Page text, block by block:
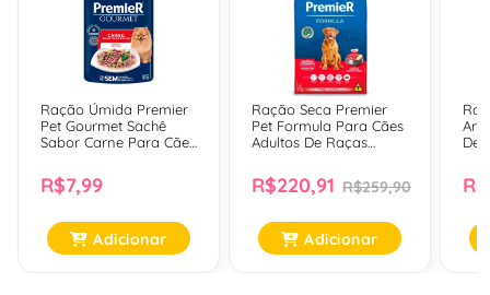
Ração Úmida Premier
Pet Gourmet Sachê
Sabor Carne Para Cães
R$7,99
Adicionar
Ração Seca Premier
Pet Formula Para Cães
Adultos De Raças
Sabor Carne - 15 Kg
R$220,91 R$259,90
Adicionar